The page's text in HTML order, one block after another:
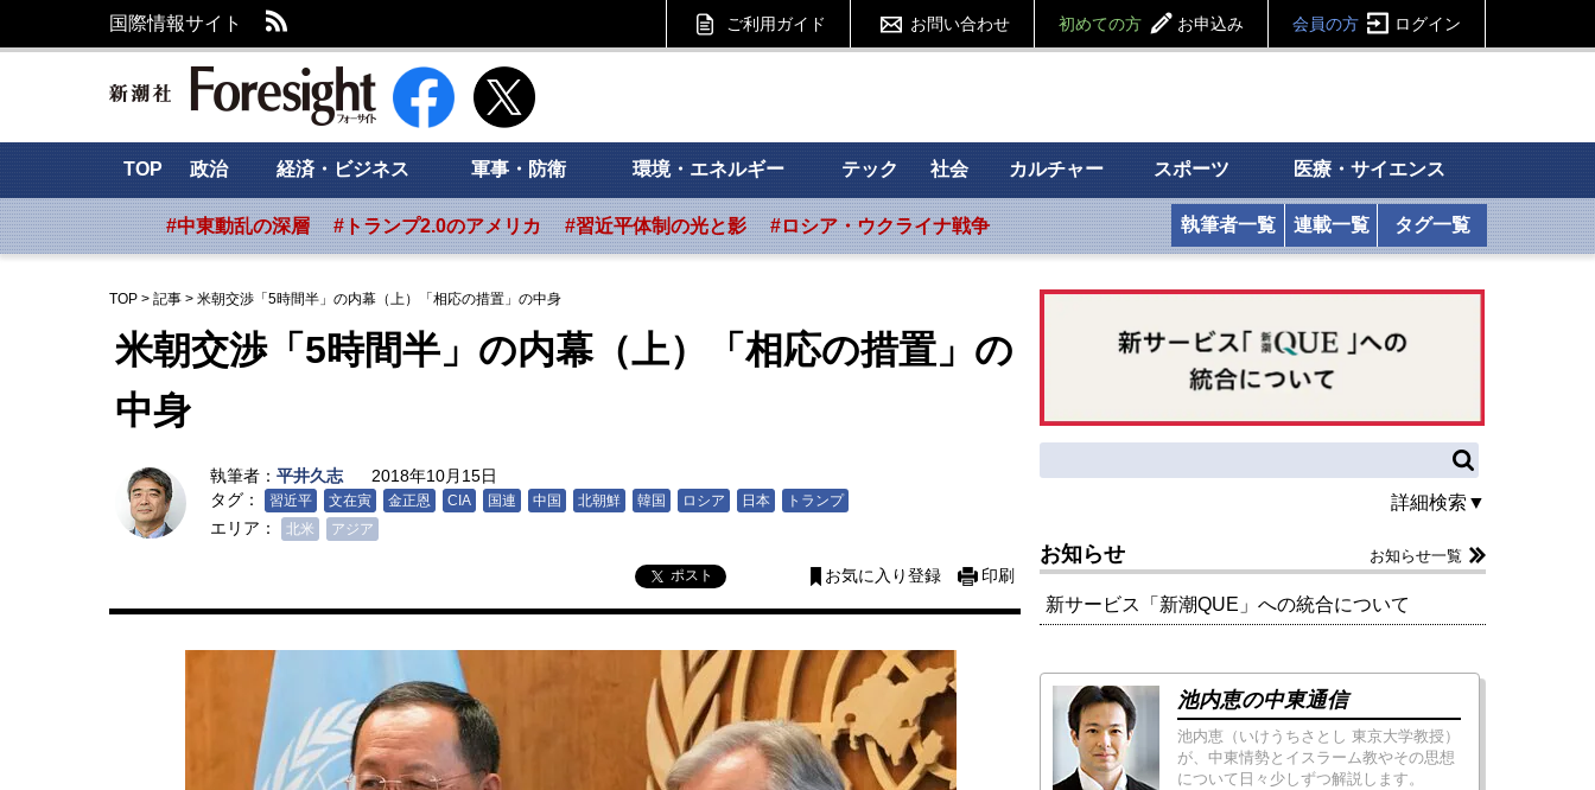
国際情報サイト ご利用ガイド お問い合わせ 初めての方 お申込み 会員の方 ログイン
新潮社 Foresight フォーサイト
TOP 政治 経済・ビジネス 軍事・防衛 環境・エネルギー テック 社会 カルチャー スポーツ 医療・サイエンス
#中東動乱の深層 #トランプ2.0のアメリカ #習近平体制の光と影 #ロシア・ウクライナ戦争 執筆者一覧 連載一覧 タグ一覧
TOP > 記事 > 米朝交渉「5時間半」の内幕（上）「相応の措置」の中身
米朝交渉「5時間半」の内幕（上）「相応の措置」の
中身
執筆者： 平井久志
2018年10月15日
タグ：
習近平 文在寅 金正恩 CIA 国連 中国 北朝鮮 韓国 ロシア 日本 トランプ
エリア： 北米 アジア
ポスト お気に入り登録 印刷
詳細検索▼
お知らせ お知らせ一覧
新サービス「新潮QUE」への統合について
池内恵の中東通信
池内恵（いけうちさとし 東京大学教授）
が、中東情勢とイスラーム教やその思想
について日々少しずつ解説します。